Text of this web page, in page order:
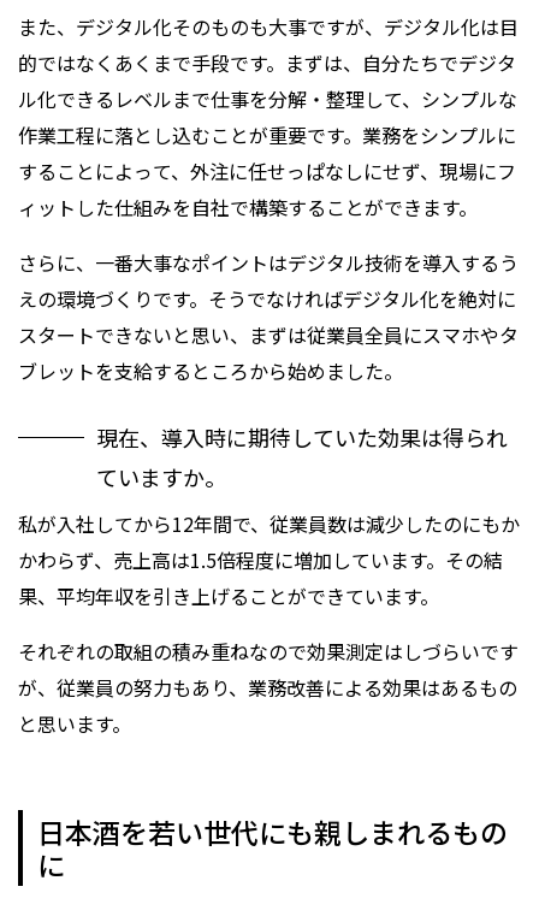
また、デジタル化そのものも大事ですが、デジタル化は目
的ではなくあくまで手段です。まずは、自分たちでデジタ
ル化できるレベルまで仕事を分解・整理して、シンプルな
作業工程に落とし込むことが重要です。業務をシンプルに
することによって、外注に任せっぱなしにせず、現場にフ
ィットした仕組みを自社で構築することができます。
さらに、一番大事なポイントはデジタル技術を導入するう
えの環境づくりです。そうでなければデジタル化を絶対に
スタートできないと思い、まずは従業員全員にスマホやタ
ブレットを支給するところから始めました。
現在、導入時に期待していた効果は得られ
ていますか。
私が入社してから12年間で、従業員数は減少したのにもか
かわらず、売上高は1.5倍程度に増加しています。その結
果、平均年収を引き上げることができています。
それぞれの取組の積み重ねなので効果測定はしづらいです
が、従業員の努力もあり、業務改善による効果はあるもの
と思います。
日本酒を若い世代にも親しまれるもの
に